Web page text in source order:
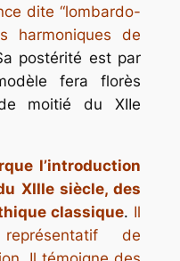
dite “lombardo-
harmoniques de
postérité est par
fera florès
moitié du XIIe
l’introduction
XIIIe siècle, des
classique. Il
de